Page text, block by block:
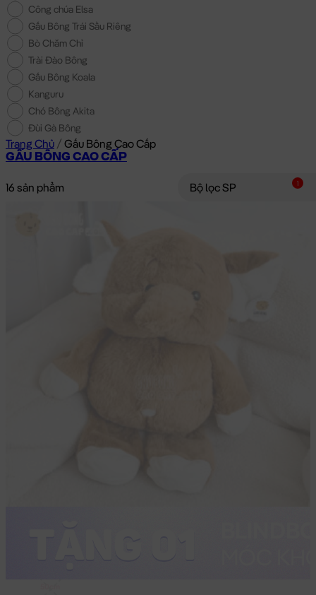
Công chúa Elsa
Gấu Bông Trái Sầu Riêng
Bò Chăm Chỉ
Trài Đào Bông
Gấu Bông Koala
Kanguru
Chó Bông Akita
Đùi Gà Bông
Trang Chủ / Gấu Bông Cao Cấp
GẤU BÔNG CAO CẤP
16 sản phẩm Bộ lọc SP 1